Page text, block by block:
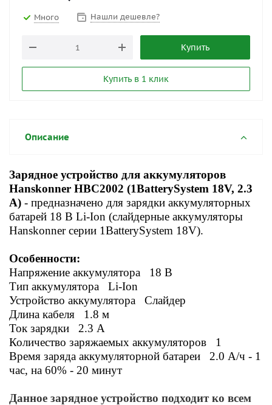
Много Нашли дешевле?
Купить
Купить в 1 клик
Описание
Зарядное устройство для аккумуляторов
Hanskonner HBC2002 (1BatterySystem 18V, 2.3
А) - предназначено для зарядки аккумуляторных
батарей 18 В Li-Ion (слайдерные аккумуляторы
Hanskonner серии 1BatterySystem 18V).
Особенности:
Напряжение аккумулятора 18 В
Тип аккумулятора Li-Ion
Устройство аккумулятора Слайдер
Длина кабеля 1.8 м
Ток зарядки 2.3 А
Количество заряжаемых аккумуляторов 1
Время заряда аккумуляторной батареи 2.0 А/ч - 1
час, на 60% - 20 минут
Данное зарядное устройство подходит ко всем